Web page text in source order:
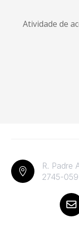
Atividade de

R. Padre
2745-
